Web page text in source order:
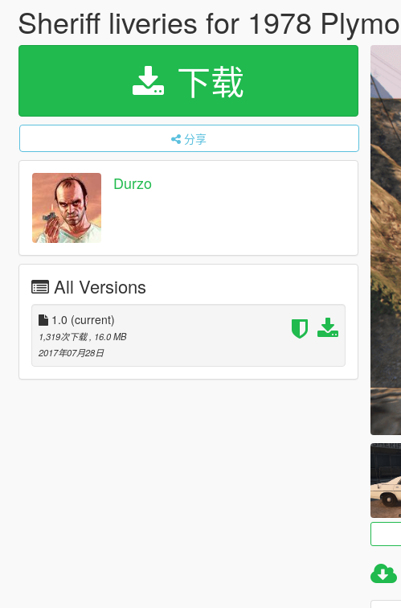
Sheriff liveries for 1978
下载
分享
Durzo
All Versions
1.0 (current)
1,319次下载 , 16.0 MB
2017年07月28日